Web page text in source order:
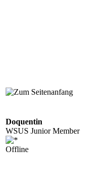
Doquentin
WSUS Junior Member
Offline